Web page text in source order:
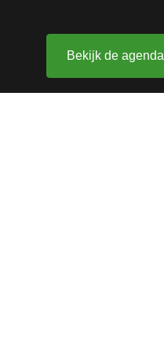
Bekijk de agenda